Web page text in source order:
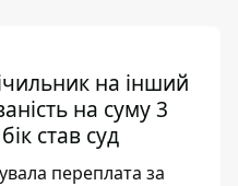
на інший
на суму 3
став суд
переплата за